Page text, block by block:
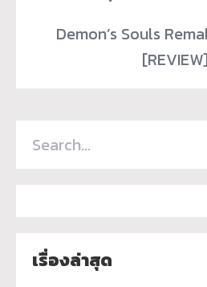
Demon’s Souls
เรื่องล่าสุด